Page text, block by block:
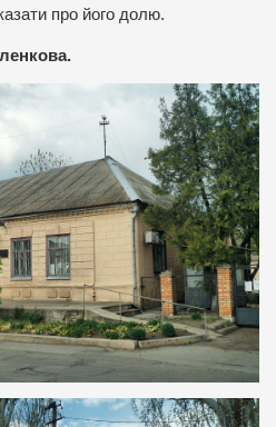
про його долю.